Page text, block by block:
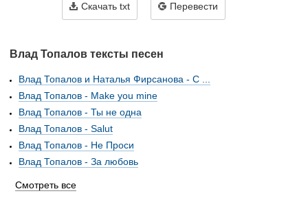
Скачать txt Перевести
Влад Топалов тексты песен
Влад Топалов и Наталья Фирсанова - С ...
Влад Топалов - Make you mine
Влад Топалов - Ты не одна
Влад Топалов - Salut
Влад Топалов - Не Проси
Влад Топалов - За любовь
Смотреть все